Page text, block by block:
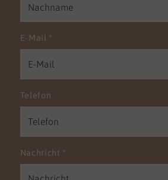
E-Mail *
Telefon
Nachricht *